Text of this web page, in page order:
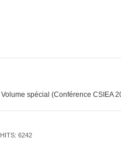
Volume spécial (Conférence CSIEA
HITS: 6242